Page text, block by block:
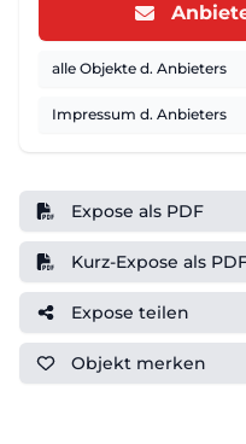
alle Objekte d. Anbieters
Impressum d. Anbieters
Expose als PDF
Kurz-Expose als
Expose teilen
Objekt merken